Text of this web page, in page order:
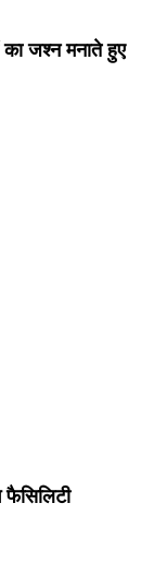
का जश्न मनाते हुए
फैसिलिटी